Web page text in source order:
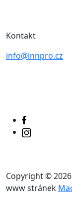
Kontakt
info@innpro.cz
Copyright ©
www stránek